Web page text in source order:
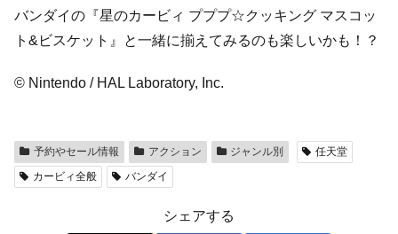
バンダイの『星のカービィ プププ☆クッキング マスコッ
ト&ビスケット』と一緒に揃えてみるのも楽しいかも！？
© Nintendo / HAL Laboratory, Inc.
予約やセール情報 アクション ジャンル別
任天堂
カービィ全般
バンダイ
シェアする